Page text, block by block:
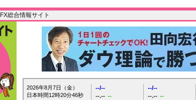
総合情報サイト
2026年8月7日（金）
日本時間12時20分47秒
--/--
--.-- --
--/--
--.-- --